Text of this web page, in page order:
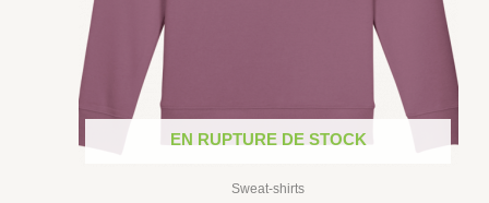
EN RUPTURE DE STOCK
Sweat-shirts